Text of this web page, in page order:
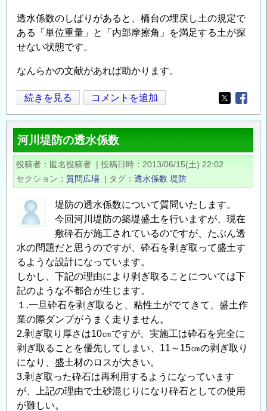
透水係数のしばりがあると、橋台の埋戻し土の規定で
ある「単位重量」と「内部摩擦角」を満足する土が探
せない状態です。
なんらかの文献があれば助かります。
河
川
堤
防
内
築
造
す
橋
台
の
埋
戻
土
に
つ
い
て
の
続きを見る コメントを追加
Opens in
河川堤防の透水係数
投稿者 匿名投稿者 | 投稿日時
2013/06/15(土) 22:02
セクション
質問広場 | タグ 透水係数 堤防
堤防の透水係数について質問いたします。
今回河川堤防の築堤盛土を行いますが、現在
敷砕石が施工されているのですが、たぶん透
水の問題だと思うのですが、砕石を剥ぎ取って盛土す
るような設計になっています。
しかし、下記の理由により剥ぎ取ることについては下
記のような不都合が生じます。
１.一旦砕石を剥ぎ取ると、粘性土がでてきて、盛土作
業の際ダンプがうまく走りません。
2.剥ぎ取り厚さは10㎝ですが、実施工は砕石を完全に
剥ぎ取ることを優先してしまい、11～15㎝の剥ぎ取り
になり、盛土材のロスが大きい。
3.剥ぎ取った砕石は再利用するようになっています
が、上記の理由で土砂混じりになり砕石としての使用
が難しい。